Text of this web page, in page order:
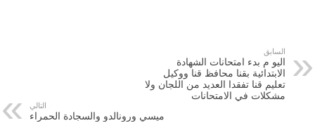
السابق
اليو م بدء امتحانات الشهادة
الابتدائية بقنا محافظ قنا ووكيل
تعليم قنا تفقدا العديد من اللجان ولا
مشكلات في الامتحانات
التالي
ميسي ورونالدو والسجادة الحمراء